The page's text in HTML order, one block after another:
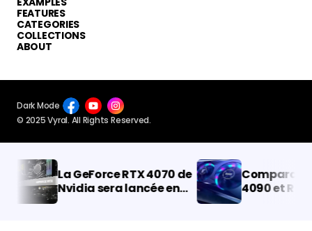
FEATURES
CATEGORIES
COLLECTIONS
ABOUT
© 2025 Vyral. All Rights Reserved.
Dark Mode
La GeForce RTX 4070 de
Nvidia sera lancée en
avril.
Comparaison
4090 et RTX
voyez les